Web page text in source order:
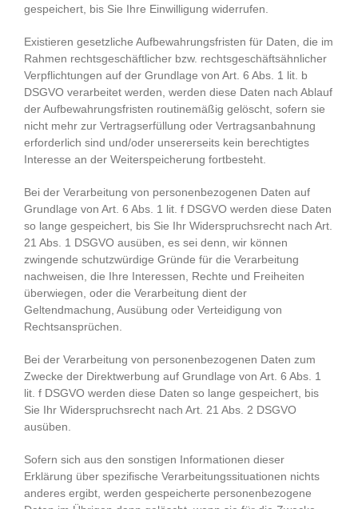
gespeichert, bis Sie Ihre Einwilligung widerrufen.
Existieren gesetzliche Aufbewahrungsfristen für Daten, die im
Rahmen rechtsgeschäftlicher bzw. rechtsgeschäftsähnlicher
Verpflichtungen auf der Grundlage von Art. 6 Abs. 1 lit. b
DSGVO verarbeitet werden, werden diese Daten nach Ablauf
der Aufbewahrungsfristen routinemäßig gelöscht, sofern sie
nicht mehr zur Vertragserfüllung oder Vertragsanbahnung
erforderlich sind und/oder unsererseits kein berechtigtes
Interesse an der Weiterspeicherung fortbesteht.
Bei der Verarbeitung von personenbezogenen Daten auf
Grundlage von Art. 6 Abs. 1 lit. f DSGVO werden diese Daten
so lange gespeichert, bis Sie Ihr Widerspruchsrecht nach Art.
21 Abs. 1 DSGVO ausüben, es sei denn, wir können
zwingende schutzwürdige Gründe für die Verarbeitung
nachweisen, die Ihre Interessen, Rechte und Freiheiten
überwiegen, oder die Verarbeitung dient der
Geltendmachung, Ausübung oder Verteidigung von
Rechtsansprüchen.
Bei der Verarbeitung von personenbezogenen Daten zum
Zwecke der Direktwerbung auf Grundlage von Art. 6 Abs. 1
lit. f DSGVO werden diese Daten so lange gespeichert, bis
Sie Ihr Widerspruchsrecht nach Art. 21 Abs. 2 DSGVO
ausüben.
Sofern sich aus den sonstigen Informationen dieser
Erklärung über spezifische Verarbeitungssituationen nichts
anderes ergibt, werden gespeicherte personenbezogene